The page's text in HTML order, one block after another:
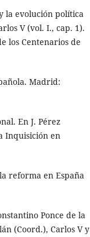
la evolución política
V (vol. I., cap. 1).
los Centenarios de
Madrid:
En J. Pérez
Inquisición en
reforma en España
Ponce de la
(Coord.), Carlos V y